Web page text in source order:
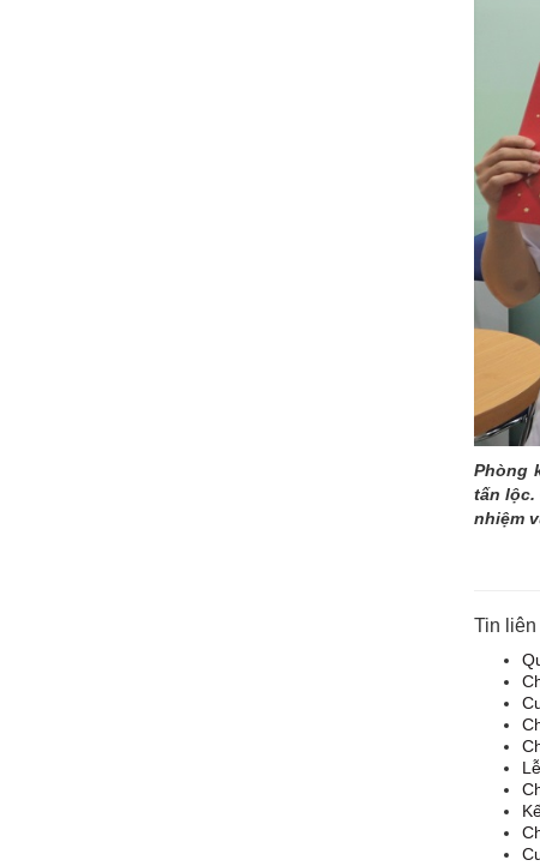
Phòng
tấn lộc.
nhiệm
Tin liên